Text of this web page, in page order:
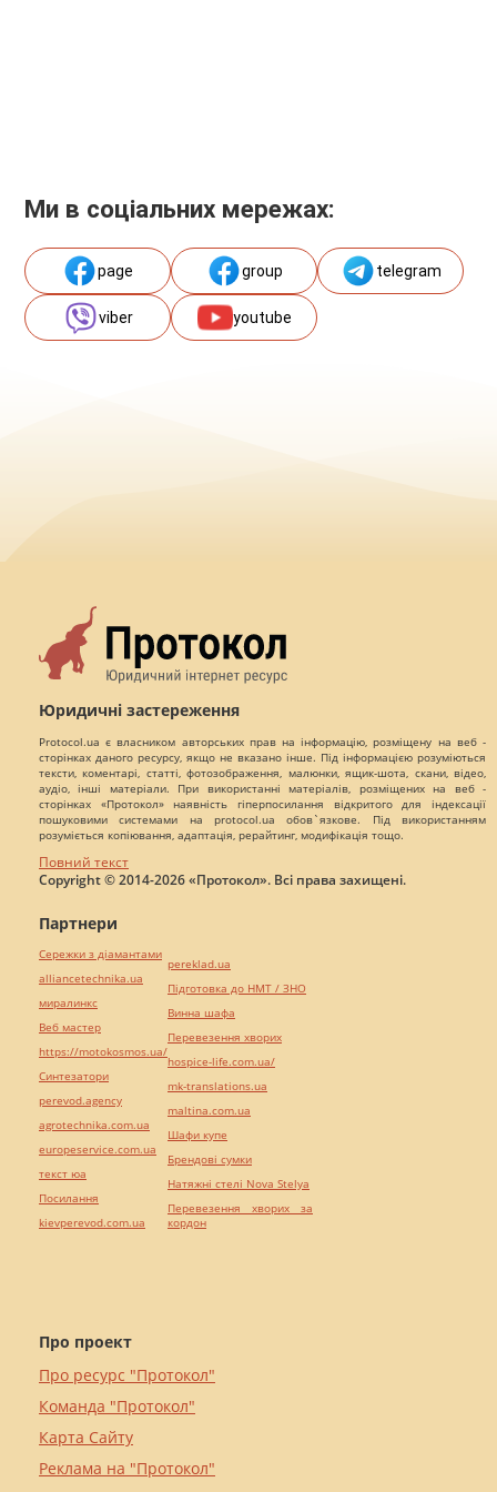
Ми в соціальних мережах:
page group telegram
viber youtube
Юридичні застереження
Protocol.ua є власником авторських прав на інформацію, розміщену на веб -
сторінках даного ресурсу, якщо не вказано інше. Під інформацією розуміються
тексти, коментарі, статті, фотозображення, малюнки, ящик-шота, скани, відео,
аудіо, інші матеріали. При використанні матеріалів, розміщених на веб -
сторінках «Протокол» наявність гіперпосилання відкритого для індексації
пошуковими системами на protocol.ua обов`язкове. Під використанням
розуміється копіювання, адаптація, рерайтинг, модифікація тощо.
Повний текст
Copyright © 2014-2026 «Протокол». Всі права захищені.
Про проект
Про ресурс "Протокол"
Команда "Протокол"
Карта Сайту
Реклама на "Протокол"
Партнери
Сережки з діамантами
alliancetechnika.ua
миралинкс
Веб мастер
https://motokosmos.ua/
Синтезатори
perevod.agency
agrotechnika.com.ua
europeservice.com.ua
текст юа
Посилання
kievperevod.com.ua
pereklad.ua
Підготовка до НМТ / ЗНО
Винна шафа
Перевезення хворих
hospice-life.com.ua/
mk-translations.ua
maltina.com.ua
Шафи купе
Брендові сумки
Натяжні стелі Nova Stelya
Перевезення хворих за
кордон